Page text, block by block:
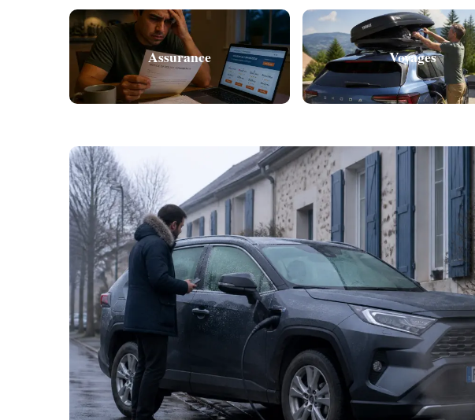
Assurance Voyages